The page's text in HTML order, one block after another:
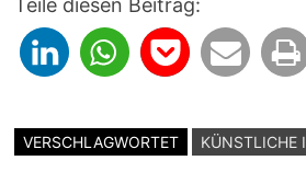
VERSCHLAGWORTET KÜNSTLICHE